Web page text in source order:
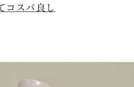
コスパ良し